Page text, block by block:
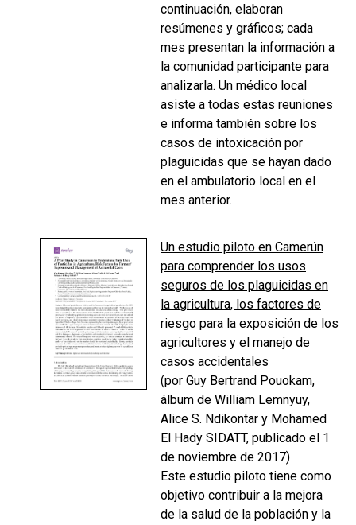
continuación, elaboran
resúmenes y gráficos; cada
mes presentan la información a
la comunidad participante para
analizarla. Un médico local
asiste a todas estas reuniones
e informa también sobre los
casos de intoxicación por
plaguicidas que se hayan dado
en el ambulatorio local en el
mes anterior.
Un estudio piloto en Camerún
para comprender los usos
seguros de los plaguicidas en
la agricultura, los factores de
riesgo para la exposición de los
agricultores y el manejo de
casos accidentales
(por Guy Bertrand Pouokam,
álbum de William Lemnyuy,
Alice S. Ndikontar y Mohamed
El Hady SIDATT, publicado el 1
de noviembre de 2017)
Este estudio piloto tiene como
objetivo contribuir a la mejora
de la salud de la población y la